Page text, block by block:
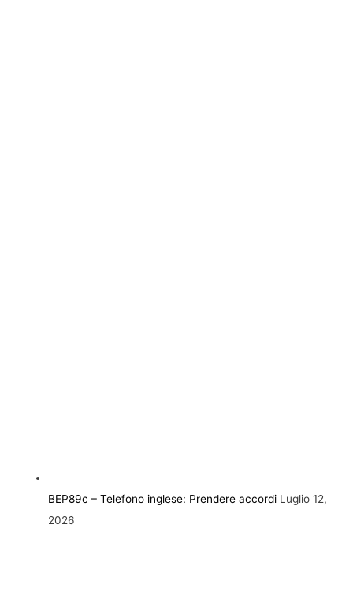
BEP89c – Telefono inglese: Prendere accordi Luglio 12,
2026